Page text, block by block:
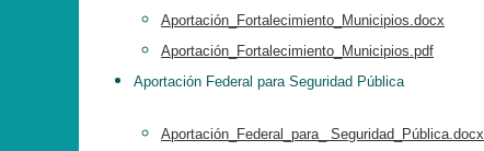
Aportación_Fortalecimiento_Municipios.docx
Aportación_Fortalecimiento_Municipios.pdf
Aportación Federal para Seguridad Pública
Aportación_Federal_para_ Seguridad_Pública.docx